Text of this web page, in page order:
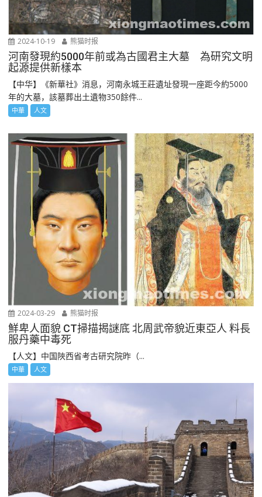
2024-10-19 熊猫时报
河南發現約5000年前或為古國君主大墓 為研究文明
起源提供新樣本
【中华】《新華社》消息，河南永城王莊遺址發現一座距今約5000
年的大墓，該墓葬出土遺物350餘件...
中華 人文
2024-03-29 熊猫时报
鮮卑人面貌 CT掃描揭謎底 北周武帝貌近東亞人 料長
服丹藥中毒死
【人文】中国陜西省考古研究院昨（...
中華 人文